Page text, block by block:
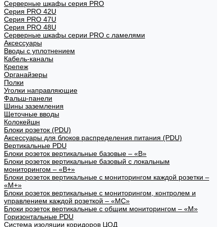
Серверные шкафы серия PRO
Серия PRO 42U
Серия PRO 47U
Серия PRO 48U
Серверные шкафы серии PRO с ламелями
Аксессуары
Вводы с уплотнением
Кабель-каналы
Крепеж
Органайзеры
Полки
Уголки направляющие
Фальш-панели
Шины заземления
Щеточные вводы
Колокейшн
Блоки розеток (PDU)
Аксессуары для блоков распределения питания (PDU)
Вертикальные PDU
Блоки розеток вертикальные базовые – «В»
Блоки розеток вертикальные базовый с локальным
мониторингом – «В+»
Блоки розеток вертикальные с мониторингом каждой розетки –
«М+»
Блоки розеток вертикальные с мониторингом, контролем и
управлением каждой розеткой – «МС»
Блоки розеток вертикальные с общим мониторингом – «М»
Горизонтальные PDU
Система изоляции коридоров ЦОД